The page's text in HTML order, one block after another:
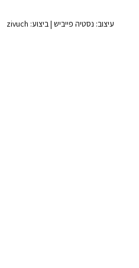
עיצוב: נסטיה פייביש | ביצוע: zivuch